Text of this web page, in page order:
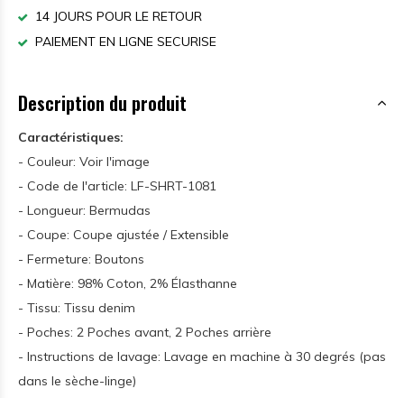
14 JOURS POUR LE RETOUR
PAIEMENT EN LIGNE SECURISE
Description du produit
Caractéristiques:
- Couleur: Voir l'image
- Code de l'article: LF-SHRT-1081
- Longueur: Bermudas
- Coupe: Coupe ajustée / Extensible
- Fermeture: Boutons
- Matière: 98% Coton, 2% Élasthanne
- Tissu: Tissu denim
- Poches: 2 Poches avant, 2 Poches arrière
- Instructions de lavage: Lavage en machine à 30 degrés (pas
dans le sèche-linge)